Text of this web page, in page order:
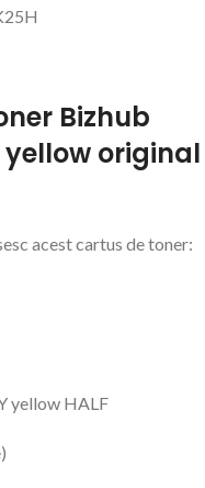
Bizhub
yellow original
acest cartus de toner:
yellow HALF